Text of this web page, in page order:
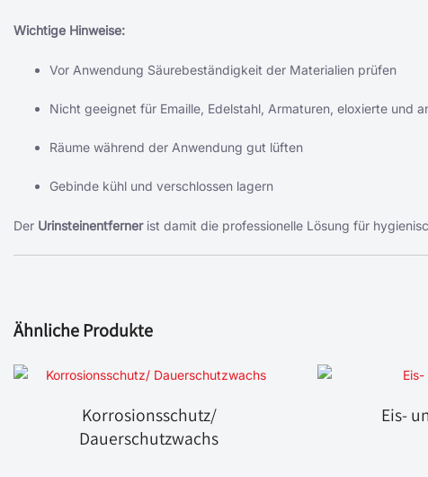
Wichtige Hinweise:
Vor Anwendung Säurebeständigkeit der Materialien prüfen
Nicht geeignet für Emaille, Edelstahl, Armaturen, eloxierte und
Räume während der Anwendung gut lüften
Gebinde kühl und verschlossen lagern
Der Urinsteinentfernerist damit die professionelle Lösung für
Ähnliche Produkte
Korrosionsschutz/
Dauerschutzwachs
Eis-